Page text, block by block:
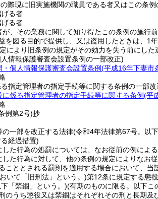
際現に旧実施機関の職員である者又はこの条
げる者
げる者
が、その業務に関して知り得たこの条例の施行
を図る目的で提供し、又は盗用したときは、1
により旧条例の規定がその効力を失う前にし
情報保護審査会設置条例の一部改正)
個人情報保護審査会設置条例(平成16年下妻市
指定管理者の指定手続等に関する条例の一部改
係る指定管理者の指定手続等に関する条例(平
例第2号)抄
の一部を改正する法律(令和4年法律第67号。以
経過措置)
た行為の処罰については、なお従前の例による
した行為に対して、他の条例の規定によりなお
こととされる罰則を適用する場合において、
いて「旧刑法」という。)第12条に規定する懲役
「禁錮」という。)(有期のものに限る。以下こ
のうち懲役又は禁錮はそれぞれその刑と長期